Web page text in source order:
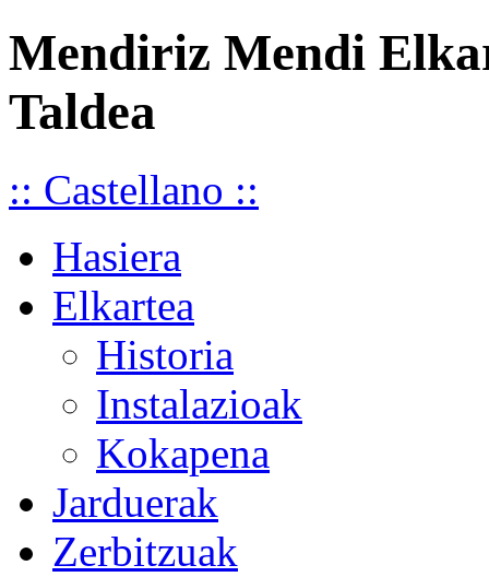
Mendiriz Mendi
Taldea
:: Castellano ::
Hasiera
Elkartea
Historia
Instalazioak
Kokapena
Jarduerak
Zerbitzuak